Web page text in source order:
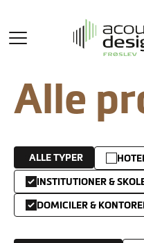
Alle
ALLE TYPER
INSTITUTIONER &
DOMICILER &